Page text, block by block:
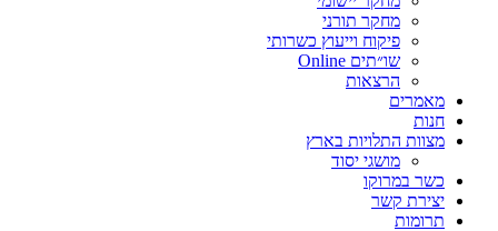
מחקר תורני
פיקוח וייעוץ כשרותי
שו״תים Online
הרצאות
מאמרים
חנות
מצוות התלויות בארץ
מושגי יסוד
כשר במרוקו
יצירת קשר
תרומות